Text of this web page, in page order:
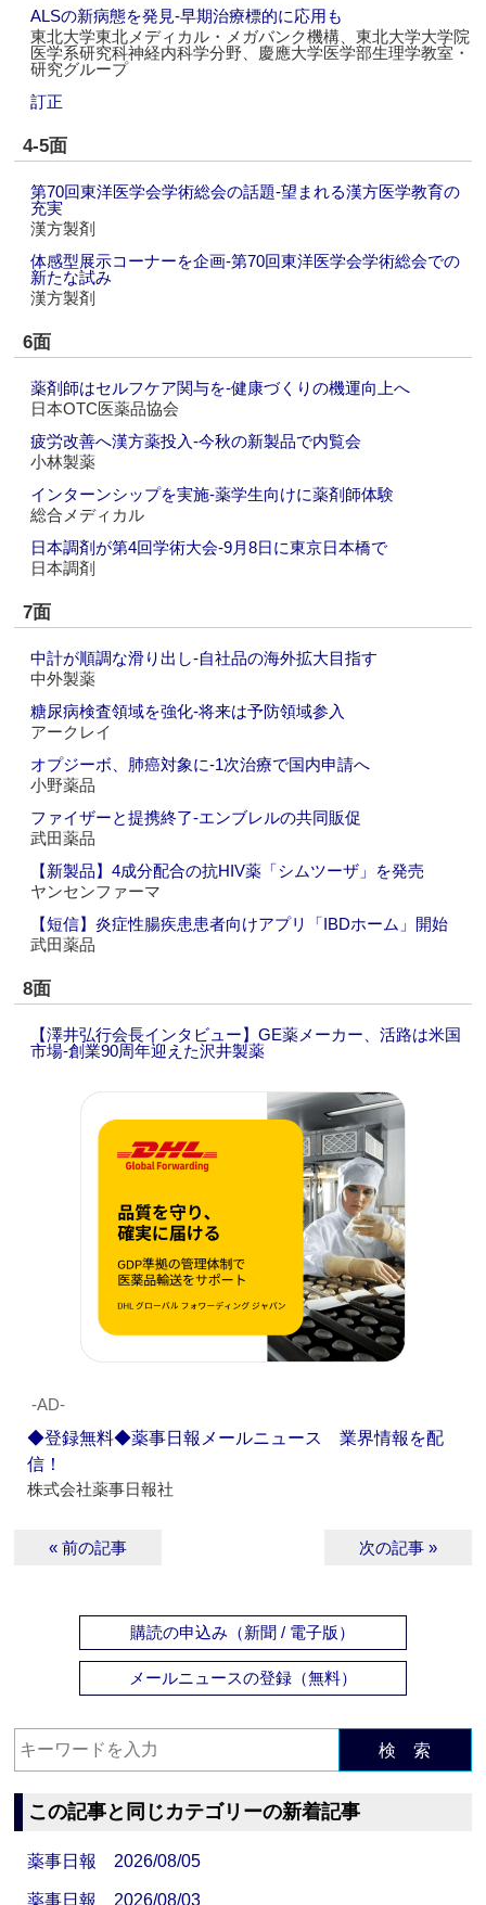
ALSの新病態を発見‐早期治療標的に応用も
東北大学東北メディカル・メガバンク機構、東北大学大学院
医学系研究科神経内科学分野、慶應大学医学部生理学教室・
研究グループ
訂正
4-5面
第70回東洋医学会学術総会の話題‐望まれる漢方医学教育の
充実
漢方製剤
体感型展示コーナーを企画‐第70回東洋医学会学術総会での
新たな試み
漢方製剤
6面
薬剤師はセルフケア関与を‐健康づくりの機運向上へ
日本OTC医薬品協会
疲労改善へ漢方薬投入‐今秋の新製品で内覧会
小林製薬
インターンシップを実施‐薬学生向けに薬剤師体験
総合メディカル
日本調剤が第4回学術大会‐9月8日に東京日本橋で
日本調剤
7面
中計が順調な滑り出し‐自社品の海外拡大目指す
中外製薬
糖尿病検査領域を強化‐将来は予防領域参入
アークレイ
オプジーボ、肺癌対象に‐1次治療で国内申請へ
小野薬品
ファイザーと提携終了‐エンブレルの共同販促
武田薬品
【新製品】4成分配合の抗HIV薬「シムツーザ」を発売
ヤンセンファーマ
【短信】炎症性腸疾患患者向けアプリ「IBDホーム」開始
武田薬品
8面
【澤井弘行会長インタビュー】GE薬メーカー、活路は米国
市場‐創業90周年迎えた沢井製薬
‐AD‐
◆登録無料◆薬事日報メールニュース 業界情報を配
信！
株式会社薬事日報社
« 前の記事 次の記事 »
購読の申込み（新聞 / 電子版）
メールニュースの登録（無料）
検 索
この記事と同じカテゴリーの新着記事
薬事日報 2026/08/05
薬事日報 2026/08/03